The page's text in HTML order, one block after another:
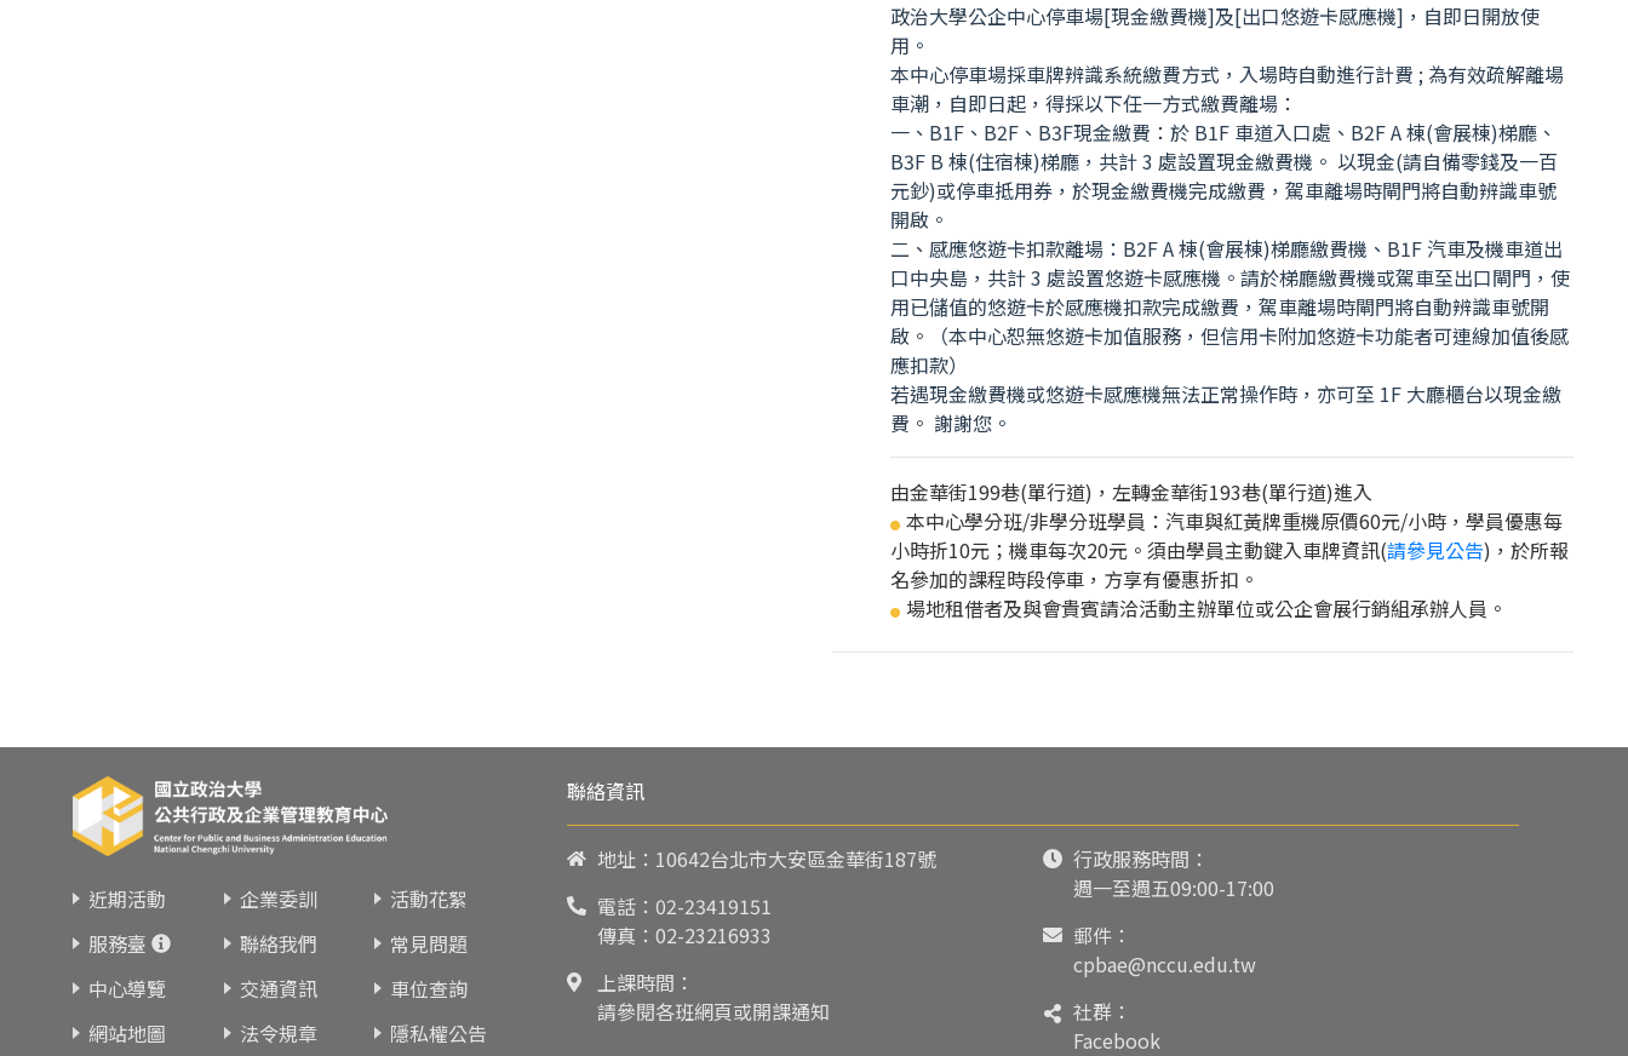
政治大學公企中心停車場[現金繳費機]及[出口悠遊卡感應機]，自即日開放使
用。
本中心停車場採車牌辨識系統繳費方式，入場時自動進行計費 ; 為有效疏解離場
車潮，自即日起，得採以下任一方式繳費離場：
一、B1F、B2F、B3F現金繳費：於 B1F 車道入口處、B2F A 棟(會展棟)梯廳、
B3F B 棟(住宿棟)梯廳，共計 3 處設置現金繳費機。 以現金(請自備零錢及一百
元鈔)或停車抵用券，於現金繳費機完成繳費，駕車離場時閘門將自動辨識車號
開啟。
二、感應悠遊卡扣款離場：B2F A 棟(會展棟)梯廳繳費機、B1F 汽車及機車道出
口中央島，共計 3 處設置悠遊卡感應機。請於梯廳繳費機或駕車至出口閘門，使
用已儲值的悠遊卡於感應機扣款完成繳費，駕車離場時閘門將自動辨識車號開
啟。（本中心恕無悠遊卡加值服務，但信用卡附加悠遊卡功能者可連線加值後感
應扣款）
若遇現金繳費機或悠遊卡感應機無法正常操作時，亦可至 1F 大廳櫃台以現金繳
費。 謝謝您。
由金華街199巷(單行道)，左轉金華街193巷(單行道)進入
● 本中心學分班/非學分班學員：汽車與紅黃牌重機原價60元/小時，學員優惠每
小時折10元；機車每次20元。須由學員主動鍵入車牌資訊(請參見公告)，於所報
名參加的課程時段停車，方享有優惠折扣。
● 場地租借者及與會貴賓請洽活動主辦單位或公企會展行銷組承辦人員。
近期活動 企業委訓
活動花絮
服務臺
聯絡我們
常見問題
中心導覽
交通資訊
車位查詢
網站地圖
法令規章 隱私權公告
聯絡資訊
地址：10642台北市大安區金華街187號
電話： 02-23419151
傳真：02-23216933
上課時間：
請參閱各班網頁或開課通知
行政服務時間：
週一至週五09:00-17:00
郵件：
cpbae@nccu.edu.tw
社群：
Facebook